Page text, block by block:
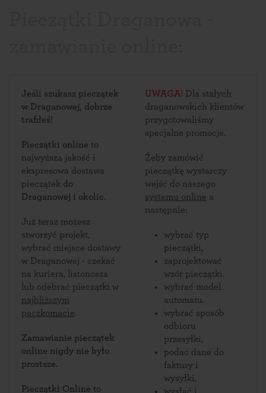
Jeśli szukasz pieczątek
w Draganowej, dobrze
trafiłeś!
Pieczątki online to
najwyższa jakość i
ekspresowa dostawa
pieczątek do
Draganowej i okolic.
Już teraz możesz
stworzyć projekt,
wybrać miejsce dostawy
w Draganowej - czekać
na kuriera, listonosza
lub odebrać pieczątki w
najbliższym
paczkomacie.
Zamawianie pieczątek
online nigdy nie było
prostsze.
Pieczątki Online to
UWAGA! Dla stałych
draganowskich klientów
przygotowaliśmy
specjalne promocje.
Żeby zamówić
pieczątkę wystarczy
wejść do naszego
systemu online a
następnie:
wybrać typ
pieczątki,
zaprojektować
wzór pieczątki.
wybrać model
automatu.
wybrać sposób
odbioru
przesyłki,
podać dane do
faktury i
wysyłki,